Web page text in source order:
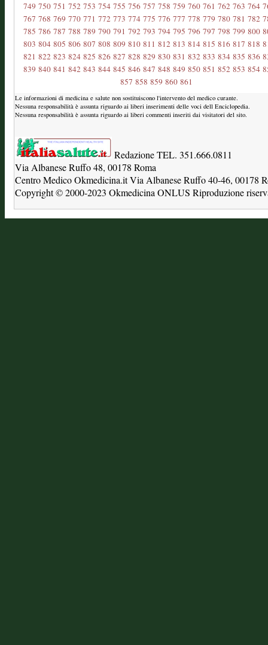
749 750 751 752 753 754 755 756 757 758 759 760 761 762 763 764
767 768 769 770 771 772 773 774 775 776 777 778 779 780 781 782
785 786 787 788 789 790 791 792 793 794 795 796 797 798 799 800
803 804 805 806 807 808 809 810 811 812 813 814 815 816 817 818
821 822 823 824 825 826 827 828 829 830 831 832 833 834 835 836
839 840 841 842 843 844 845 846 847 848 849 850 851 852 853 854
857 858 859 860 861
Le informazioni di medicina e salute non sostituiscono l'intervento del medico curante.
Nessuna responsabilità è assunta riguardo ai liberi inserimenti delle voci dell Enciclopedia.
Nessuna responsabilità è assunta riguardo ai liberi commenti inseriti dai visitatori del sito.
Redazione TEL. 351.666.0811
Via Albanese Ruffo 48, 00178 Roma
Centro Medico Okmedicina.it Via Albanese Ruffo 40-46, 00178
Copyright © 2000-2023 Okmedicina ONLUS Riproduzione